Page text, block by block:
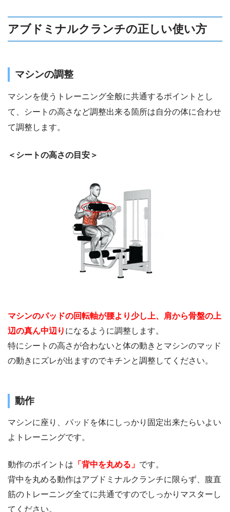
アブドミナルクランチの正しい使い方
マシンの調整
マシンを使うトレーニング全般に共通するポイントとし
て、シートの高さなど調整出来る箇所は自分の体に合わせ
て調整します。
＜シートの高さの目安＞
マシンのパッドの回転軸が腰より少し上、肩から骨盤の上
辺の真ん中辺り になるように調整します。
特にシートの高さが合わないと体の動きとマシンのマッド
の動きにズレが出ますのでキチンと調整してください。
動作
マシンに座り、パッドを体にしっかり固定出来たらいよい
よトレーニングです。
動作のポイントは 「背中を丸める」 です。
背中を丸める動作はアブドミナルクランチに限らず、腹直
筋のトレーニング全てに共通ですのでしっかりマスターし
てください。